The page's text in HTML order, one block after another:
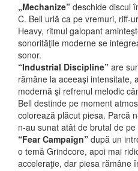
„Mechanize” deschide discul
C. Bell urlă ca pe vremuri, riff-
Heavy, ritmul galopant
sonorităţile moderne se
sonor.
“Industrial Discipline” are
rămâne la aceeaşi intensitate,
modernă şi refrenul melodic
Bell destinde pe moment
colorează plăcut piesa. Parcă
n-au sunat atât de brutal de pe
“Fear Campaign” după un
o temă Grindcore, apoi mai
acceleraţie, dar piesa rămâne